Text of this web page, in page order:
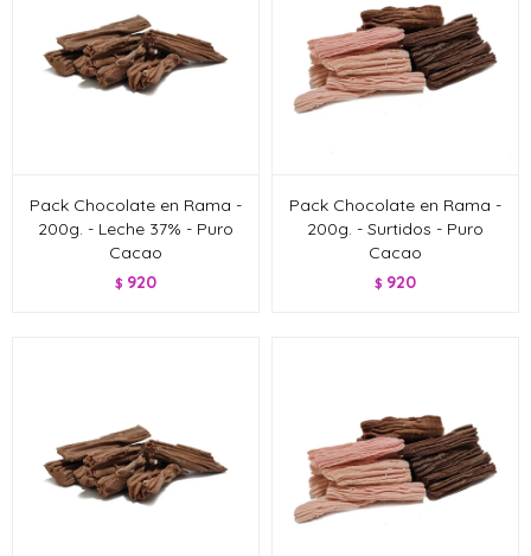
Pack Chocolate en Rama -
200g. - Leche 37% - Puro
Cacao
$ 920
Pack Chocolate en Rama -
200g. - Surtidos - Puro
Cacao
$ 920